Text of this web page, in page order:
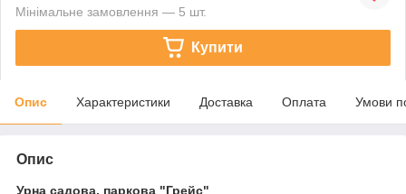
Мінімальне замовлення — 5 шт.
Купити
Опис Характеристики Доставка Оплата Умови
Опис
Урна садова, паркова "Грейс"